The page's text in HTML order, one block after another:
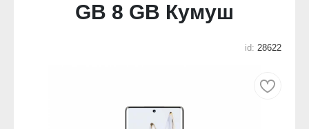
GB 8 GB Кумуш
id: 28622